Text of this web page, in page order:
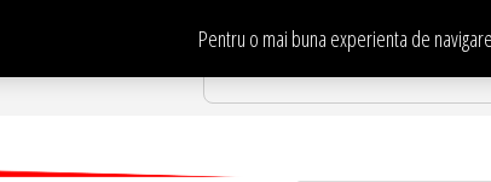
Pentru o mai buna experienta de
Te asteptam